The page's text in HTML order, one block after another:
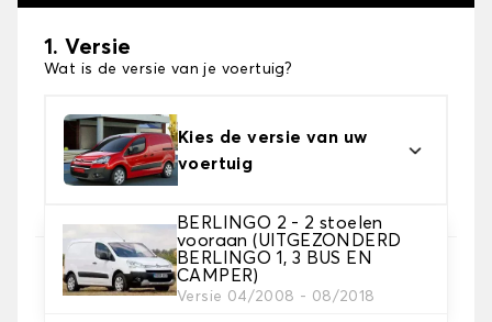
1. Versie
Wat is de versie van je voertuig?
Kies de versie van uw
voertuig
BERLINGO 2 - 2 stoelen
vooraan (UITGEZONDERD
BERLINGO 1, 3 BUS EN
CAMPER)
Versie 04/2008 - 08/2018
2. Set hoezen
Selecteer de stoelhoezen die je nodig hebt